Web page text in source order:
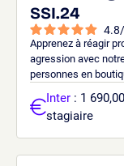
SSI.24
4.8/
Apprenez à réagir
agression avec
personnes en
Inter : 1
stagiaire